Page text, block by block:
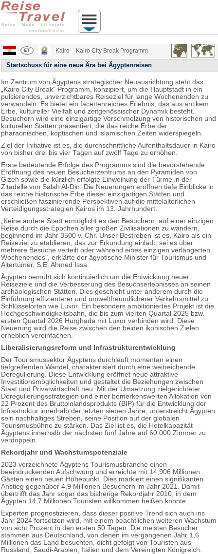
Kairo Kairo City Break Programm
Startschuss für eine neue Ära bei Ägyptenreisen
Im Zentrum von Ägyptens strategischer Neuausrichtung steht das
„Kairo City Break" Programm, konzipiert, um die Hauptstadt in ein
pulsierendes, unverzichtbares Reiseziel für lange Wochenenden zu
verwandeln. Es bietet ein facettenreiches Erlebnis, das aus antikem
Erbe, kultureller Vielfalt und zeitgenössischer Dynamik besteht.
Besuchern wird eine einzigartige Verschmelzung von historischen und
kulturellen Stätten präsentiert, die das reiche Erbe der
pharaonischen, koptischen und islamischen Zeiten widerspiegeln.
Ziel der Initiative ist es, die durchschnittliche Aufenthaltsdauer in Kairo
von bisher drei bis vier Tagen auf zwölf Tage zu erhöhen.
Erste bedeutende Erfolge des Programms sind die bevorstehende
Eröffnung des neuen Besucherzentrums an den Pyramiden von
Gizeh sowie die kürzlich erfolgte Einweihung der Türme in der
Zitadelle von Salah Al-Din. Die Neuerungen eröffnen tiefe Einblicke in
das reiche historische Erbe dieser einzigartigen Stätten und
erschließen faszinierende Perspektiven auf die mittelalterlichen
Verteidigungsstrategien Kairos im 13. Jahrhundert.
„Keine andere Stadt ermöglicht es den Besuchern, auf einer einzigen
Reise durch die Epochen aller großen Zivilisationen zu wandern,
beginnend im Jahr 3500 v. Chr. Unser Bestreben ist es, Kairo als ein
Reiseziel zu etablieren, das zur Erkundung einlädt, sei es über
mehrere Besuche verteilt oder während eines einzigen verlängerten
Wochenendes", erklärte der ägyptische Minister für Tourismus und
Altertümer, S.E. Ahmed Issa.
Ägypten bemüht sich kontinuierlich um die Entwicklung neuer
Reiseziele und die Verbesserung des Besuchserlebnisses an seinen
archäologischen Stätten. Dies geschieht unter anderem durch die
Einführung effizienterer und umweltfreundlicherer Verkehrsmittel zu
Schlüsselorten wie Luxor. Ein besonders ambitioniertes Projekt ist die
Hochgeschwindigkeitsbahn, die bis zum vierten Quartal 2025 bzw.
ersten Quartal 2026 Hurghada mit Luxor verbinden wird. Diese
Neuerung wird die Reise zwischen den beiden ikonischen Zielen
erheblich vereinfachen.
Liberalisierungsreform und Infrastrukturentwicklung
Der Tourismussektor Ägyptens durchläuft momentan einen
tiefgreifenden Wandel, charakterisiert durch eine weitreichende
Deregulierung. Diese Entwicklung eröffnet neue attraktive
Investitionsmöglichkeiten und gestaltet die Beziehungen zwischen
Staat und Privatwirtschaft neu. Mit der Umsetzung zielgerichteter
Deregulierungsstrategien und einer bemerkenswerten Allokation von
22 Prozent des Bruttoinlandsprodukts (BIP) für die Entwicklung der
Infrastruktur innerhalb der letzten sieben Jahre, unterstreicht Ägypten
sein nachhaltiges Streben, seine Position auf der globalen
Tourismusbühne zu stärken. Das Ziel ist es, die Hotelkapazität
Ägyptens innerhalb der nächsten fünf Jahre auf 60.000 Zimmer zu
verdoppeln.
Rekordjahr und Wachstumspotenziale
2023 verzeichnete Ägyptens Tourismusbranche einen
beeindruckenden Aufschwung und erreichte mit 14,906 Millionen
Gästen einen neuen Höhepunkt. Dies markiert einen signifikanten
Anstieg gegenüber 4,9 Millionen Besuchern im Jahr 2021. Damit
übertrifft das Jahr sogar das bisherige Rekordjahr 2010, in dem
Ägypten 14,7 Millionen Touristen willkommen heißen konnte.
Experten prognostizieren, dass dieser positive Trend sich auch ins
Jahr 2024 fortsetzen wird, mit einem beachtlichen weiteren Wachstum
von acht Prozent in den ersten 50 Tagen. Die meisten Besucher
stammen aus Deutschland, von denen im vergangenen Jahr 1,6
Millionen das Land besuchten, dicht gefolgt von Touristen aus
Russland, Saudi-Arabien, Italien und dem Vereinigten Königreich.